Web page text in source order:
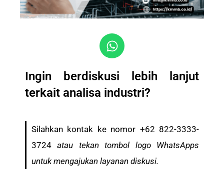
Ingin berdiskusi lebih lanjut
terkait analisa industri?
Silahkan kontak ke nomor +62 822-3333-
3724 atau tekan tombol logo WhatsApps
untuk mengajukan layanan diskusi.